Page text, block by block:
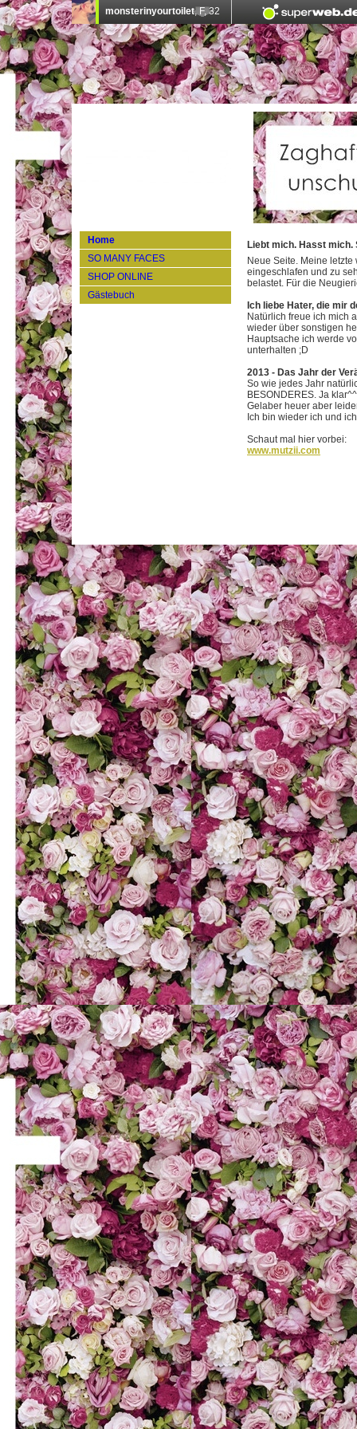
Home
SO MANY FACES
SHOP ONLINE
Gästebuch
Liebt mich. Hasst mich.
Neue Seite. Meine
eingeschlafen und zu
belastet. Für die
Ich liebe Hater, die mir
Natürlich freue ich mich
wieder über sonstigen
Hauptsache ich werde
unterhalten ;D
2013 - Das Jahr der
So wie jedes Jahr
BESONDERES. Ja
Gelaber heuer aber
Ich bin wieder ich und
Schaut mal hier vorbei:
www.mutzii.com